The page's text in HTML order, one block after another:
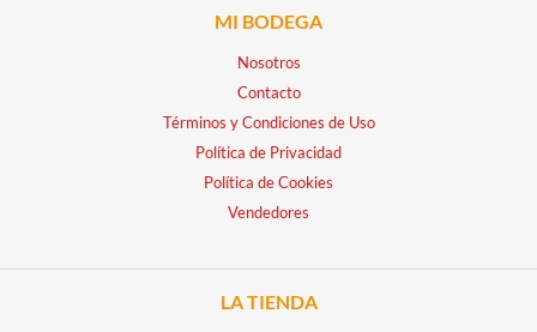
MI BODEGA
Nosotros
Contacto
Términos y Condiciones de Uso
Política de Privacidad
Política de Cookies
Vendedores
LA TIENDA